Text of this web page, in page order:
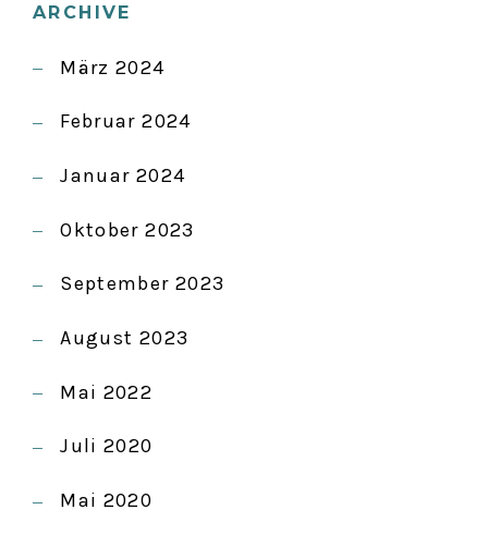
ARCHIVE
März 2024
Februar 2024
Januar 2024
Oktober 2023
September 2023
August 2023
Mai 2022
Juli 2020
Mai 2020